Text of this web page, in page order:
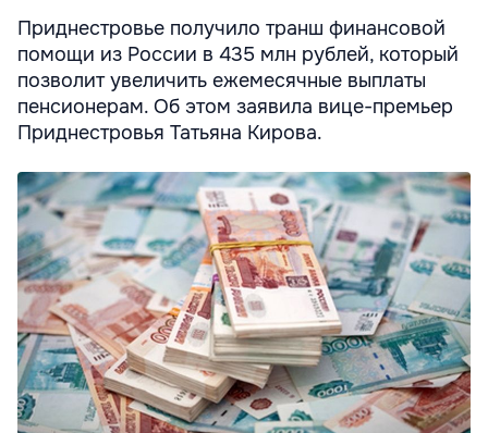
Приднестровье получило транш финансовой
помощи из России в 435 млн рублей, который
позволит увеличить ежемесячные выплаты
пенсионерам. Об этом заявила вице-премьер
Приднестровья Татьяна Кирова.